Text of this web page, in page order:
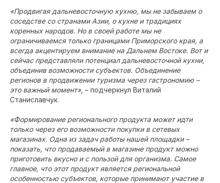
«Продвигая дальневосточную кухню, мы не забываем о
соседстве со странами Азии, о кухне и традициях
коренных народов. Но в своей работе мы не
ограничиваемся только границами Приморского края, а
всегда акцентируем внимание на Дальнем Востоке. Вот и
сейчас представляли потенциал дальневосточной кухни,
объединив возможности субъектов. Объединение
регионов в продвижении туризма через гастрономию –
это важный момент», – подчеркнул Виталий
Станиславчук.
«Формирование регионального продукта может идти
только через его возможности покупки в сетевых
магазинах. Одна из задач работы нашей площадки –
показать, что продаваемый в магазине продукт можно
приготовить вкусно и с пользой для организма. Самое
главное, что этот продукт является региональной
особенностью субъектов, которые принимают участие в